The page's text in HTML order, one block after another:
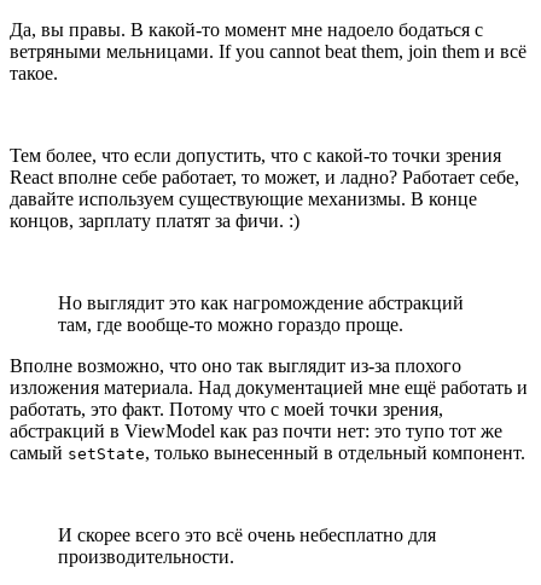
Да, вы правы. В какой-то момент мне надоело бодаться с
ветряными мельницами. If you cannot beat them, join them и всё
такое.
Тем более, что если допустить, что с какой-то точки зрения
React вполне себе работает, то может, и ладно? Работает себе,
давайте используем существующие механизмы. В конце
концов, зарплату платят за фичи. :)
Но выглядит это как нагромождение абстракций
там, где вообще-то можно гораздо проще.
Вполне возможно, что оно так выглядит из-за плохого
изложения материала. Над документацией мне ещё работать и
работать, это факт. Потому что с моей точки зрения,
абстракций в ViewModel как раз почти нет: это тупо тот же
самый setState, только вынесенный в отдельный компонент.
И скорее всего это всё очень небесплатно для
производительности.